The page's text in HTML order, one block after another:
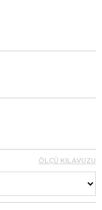
ÖLÇÜ KILAVUZU